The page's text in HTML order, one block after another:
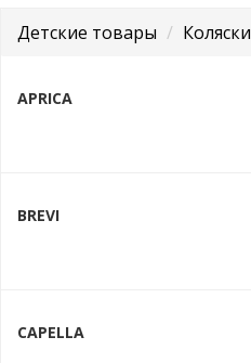
Детские товары Коляски
APRICA
BREVI
CAPELLA